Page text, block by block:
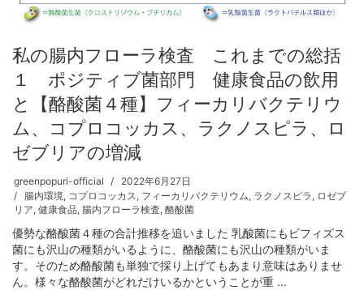
私の腸内フローラ検査 これまでの総括
１ ポジティブ菌部門 健康食品の飲用
と【酪酸菌４種】フィーカリバクテリウ
ム、コプロコッカス、ラクノスピラ、ロ
ゼブリアの増減
greenpopuri-official
2022年6月27日
腸内環境, コプロコッカス, フィーカリバクテリウム, ラクノスピラ , ロゼブ
リア, 健康食品, 腸内フローラ検査, 酪酸菌
優勢な酪酸菌４種の合計推移を追いました 乳酸菌にもビフィズス
菌にも沢山の種類がいるように、酪酸菌にも沢山の種類がいま
す。そのため酪酸菌も単独で採り上げてもあまり意味はありませ
ん。様々な酪酸菌がどれだけいるかということが重 ...